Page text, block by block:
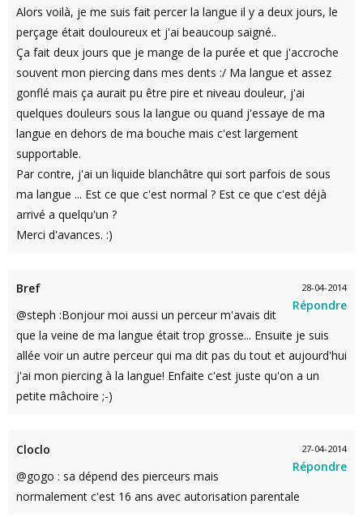
Alors voilà, je me suis fait percer la langue il y a deux jours, le
perçage était douloureux et j'ai beaucoup saigné..
Ça fait deux jours que je mange de la purée et que j'accroche
souvent mon piercing dans mes dents :/ Ma langue et assez
gonflé mais ça aurait pu être pire et niveau douleur, j'ai
quelques douleurs sous la langue ou quand j'essaye de ma
langue en dehors de ma bouche mais c'est largement
supportable.
Par contre, j'ai un liquide blanchâtre qui sort parfois de sous
ma langue ... Est ce que c'est normal ? Est ce que c'est déjà
arrivé a quelqu'un ?
Merci d'avances. :)
28-04-2014
Répondre
Bref
@steph :Bonjour moi aussi un perceur m'avais dit
que la veine de ma langue était trop grosse... Ensuite je suis
allée voir un autre perceur qui ma dit pas du tout et aujourd'hui
j'ai mon piercing à la langue! Enfaite c'est juste qu'on a un
petite mâchoire ;-)
27-04-2014
Répondre
Cloclo
@gogo : sa dépend des pierceurs mais
normalement c'est 16 ans avec autorisation parentale